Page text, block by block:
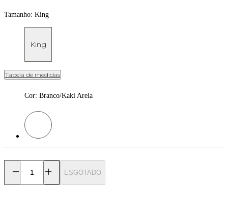
Tamanho: King
King
Tabela de medidas
Cor: Branco/Kaki Areia
Cor: Branco/Kaki Areia
ESGOTADO